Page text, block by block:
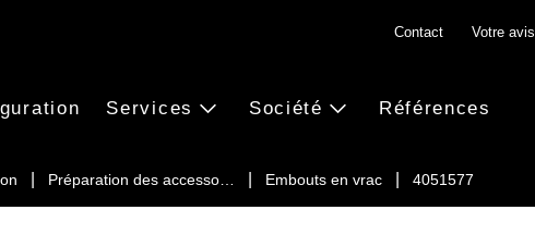
Préparation des accesso… Embouts en vrac 4051577
Services Société Références
Contact Votre avis